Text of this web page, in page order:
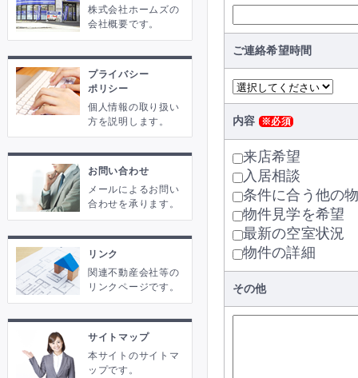
ご連絡希望時間
内容 ※必須
来店希望
入居相談
条件に合う他の
物件見学を希望
最新の空室状況
物件の詳細
その他
株式会社ホームズの
会社概要です。
プライバシー
ポリシー
個人情報の取り扱い
方を説明します。
お問い合わせ
メールによるお問い
合わせを承ります。
リンク
関連不動産会社等の
リンクページです。
サイトマップ
本サイトのサイトマ
ップです。